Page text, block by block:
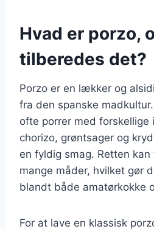
Hvad er porzo,
tilberedes det?
Porzo er en lækker og
fra den spanske
ofte porrer med forskellige
chorizo, grøntsager og
en fyldig smag. Retten
mange måder, hvilket gør
blandt både amatørkokke
For at lave en klassisk